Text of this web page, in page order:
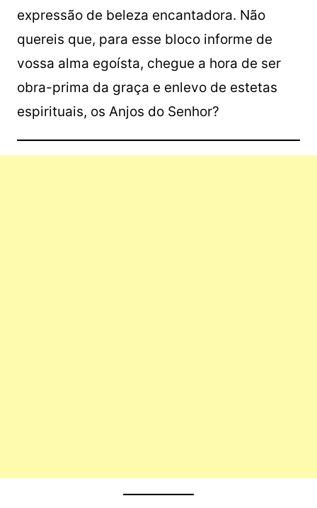
expressão de beleza encantadora. Não
quereis que, para esse bloco informe de
vossa alma egoísta, chegue a hora de ser
obra-prima da graça e enlevo de estetas
espirituais, os Anjos do Senhor?